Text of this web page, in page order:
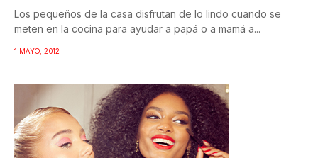
Los pequeños de la casa disfrutan de lo lindo cuando se
meten en la cocina para ayudar a papá o a mamá a...
1 MAYO, 2012